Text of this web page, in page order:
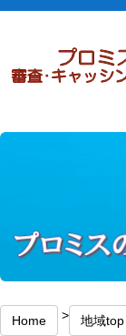
Home > 地域top